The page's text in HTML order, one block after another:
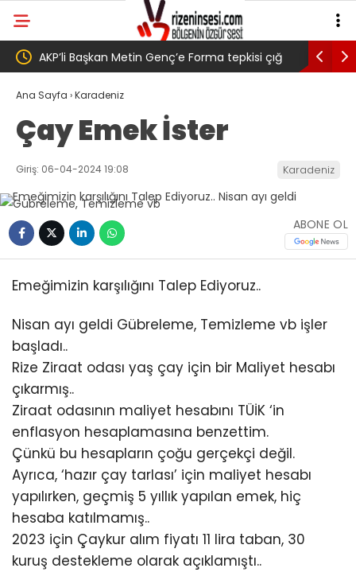
çığ Salah transferi sonrası 6661 forma alan
belediye başkanına ‘Kimin parasıyla’ sorusu
Ana Sayfa ›Karadeniz
Çay Emek İster
Giriş: 06-04-2024 19:08 Karadeniz
ABONE OL
Emeğimizin karşılığını Talep Ediyoruz..
Nisan ayı geldi Gübreleme, Temizleme vb işler
başladı..
Rize Ziraat odası yaş çay için bir Maliyet hesabı
çıkarmış..
Ziraat odasının maliyet hesabını TÜİK ‘in
enflasyon hesaplamasına benzettim.
Çünkü bu hesapların çoğu gerçekçi değil.
Ayrıca, ‘hazır çay tarlası’ için maliyet hesabı
yapılırken, geçmiş 5 yıllık yapılan emek, hiç
hesaba katılmamış..
2023 için Çaykur alım fiyatı 11 lira taban, 30
kuruş destekleme olarak açıklamıştı..